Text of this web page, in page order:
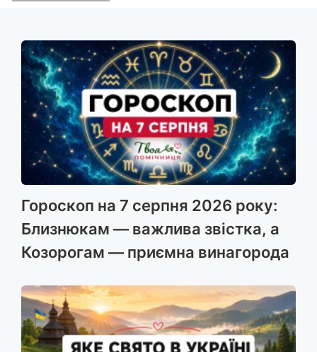
Гороскоп на 7 серпня 2026 року:
Близнюкам — важлива звістка, а
Козорогам — приємна винагорода